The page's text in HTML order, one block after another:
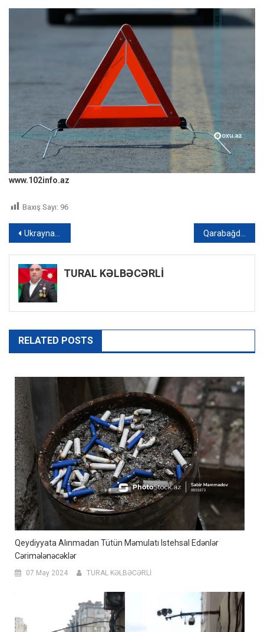
www.102info.az
Baxış Sayı: 96
Yazı
naviqasiyası
Ukraynanın ABŞ istehsalı silahları Rusiya ordusunu çətin vəziyyətə saldı
TURAL KƏLBƏCƏRLİ
RELATED POSTS
Qeydiyyata Alınmadan Tütün Məmulatı Istehsal Edənlər
Cərimələnəcəklər
07 May 2024 TURAL KƏLBƏCƏRLİ